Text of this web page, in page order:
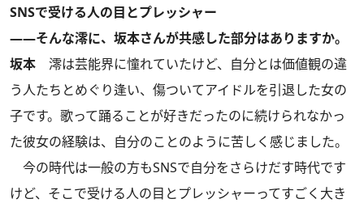
SNSで受ける人の目とプレッシャー
――そんな澪に、坂本さんが共感した部分はありますか。
坂本 澪は芸能界に憧れていたけど、自分とは価値観の違
う人たちとめぐり逢い、傷ついてアイドルを引退した女の
子です。歌って踊ることが好きだったのに続けられなかっ
た彼女の経験は、自分のことのように苦しく感じました。
今の時代は一般の方もSNSで自分をさらけだす時代です
けど、そこで受ける人の目とプレッシャーってすごく大き